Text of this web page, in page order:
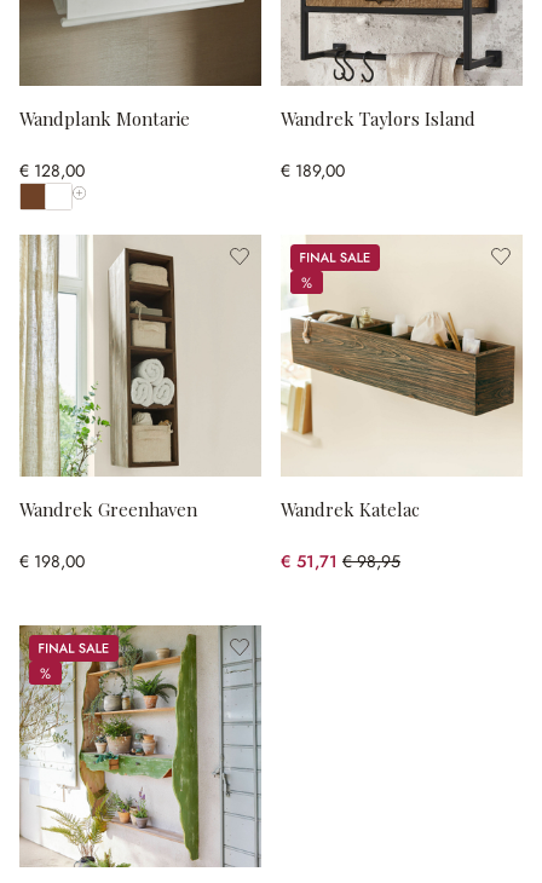
Wandplank Montarie
€ 128,00
Toon alle kleuren
Wandrek Taylors Island
€ 189,00
Wandrek Greenhaven
€ 198,00
Sale
%
%
Wandrek Katelac
€ 51,71 € 98,95
(47.74% gespart)
Sale
%
%